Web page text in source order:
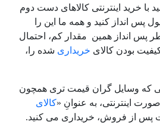
با خرید اینترنتی کالاهای دست دوم
پس انداز کنید و همه ما این را
پس انداز همین مقدار کم، احتمال
بودن کالای خریداری شده را،
که وسایل گران قیمت تری همچون
اینترنتی، به عنوانِ «کالای
پس از فروش، خریداری می کنید.